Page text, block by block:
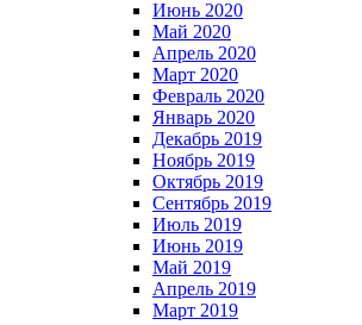
Июнь 2020
Май 2020
Апрель 2020
Март 2020
Февраль 2020
Январь 2020
Декабрь 2019
Ноябрь 2019
Октябрь 2019
Сентябрь 2019
Июль 2019
Июнь 2019
Май 2019
Апрель 2019
Март 2019